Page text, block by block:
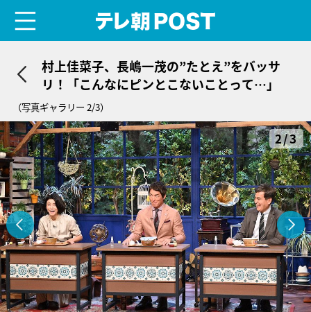
村上佳菜子、長嶋一茂の”たとえ”をバッサ
リ！「こんなにピンとこないことって…」
（写真ギャラリー 2/3）
2/3